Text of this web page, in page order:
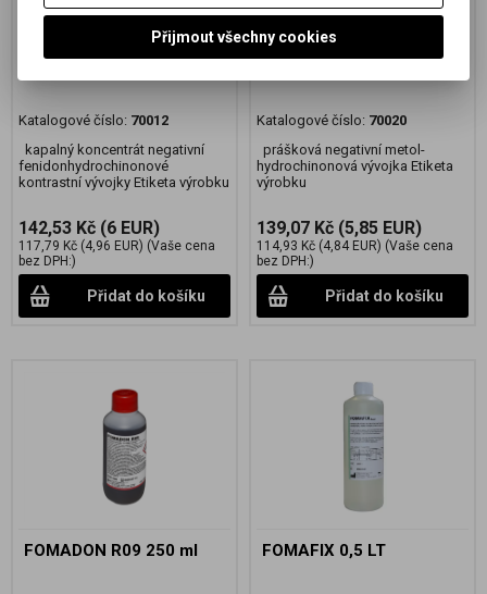
FOMADON LQR 250 ml
Katalogové číslo: 70012
kapalný koncentrát negativní
fenidonhydrochinonové
kontrastní vývojky Etiketa výrobku
142,53 Kč (6 EUR)
117,79 Kč (4,96 EUR) (Vaše cena
bez DPH:)
Přidat do košíku
FOMADON P 1 litr
Katalogové číslo: 70020
prášková negativní metol-
hydrochinonová vývojka Etiketa
výrobku
139,07 Kč (5,85 EUR)
114,93 Kč (4,84 EUR) (Vaše cena
bez DPH:)
Přidat do košíku
FOMADON R09 250 ml FOMAFIX 0,5 LT
Přijmout všechny cookies